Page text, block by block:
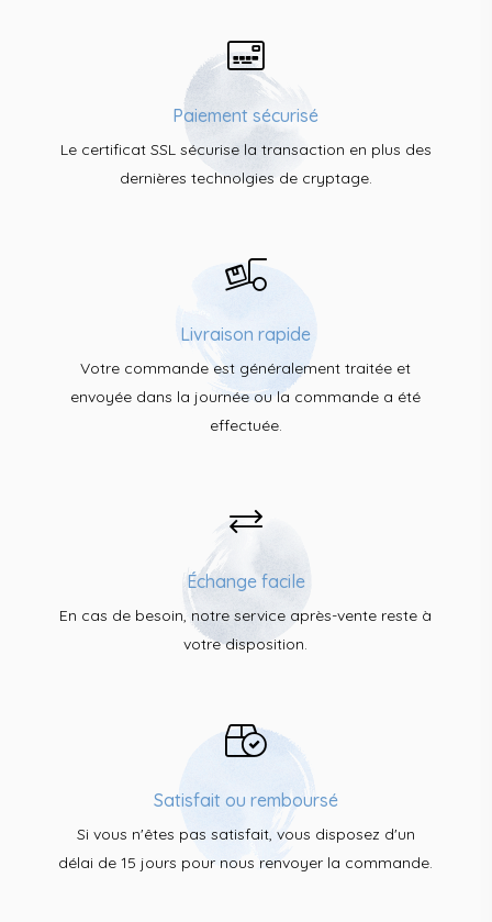
Paiement sécurisé
Le certificat SSL sécurise la transaction en plus des
dernières technolgies de cryptage.
Livraison rapide
Votre commande est généralement traitée et
envoyée dans la journée ou la commande a été
effectuée.
Échange facile
En cas de besoin, notre service après-vente reste à
votre disposition.
Satisfait ou remboursé
Si vous n'êtes pas satisfait, vous disposez d'un
délai de 15 jours pour nous renvoyer la commande.